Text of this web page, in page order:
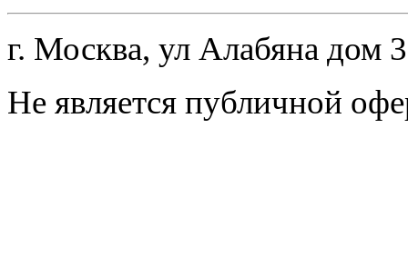
г. Москва, ул Алабяна дом
Не является публичной